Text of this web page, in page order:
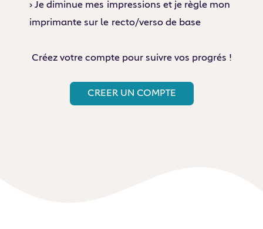
› Je diminue mes impressions et je règle mon
imprimante sur le recto/verso de base
Créez votre compte pour suivre vos progrés !
CREER UN COMPTE